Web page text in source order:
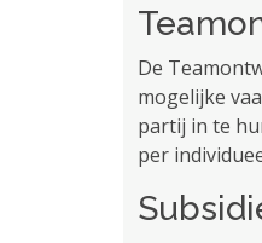
De
mogelijke
partij in te
per